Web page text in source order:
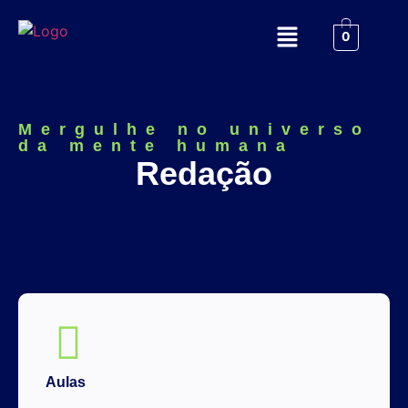
0
Mergulhe no universo
da mente humana
Redação
Aulas